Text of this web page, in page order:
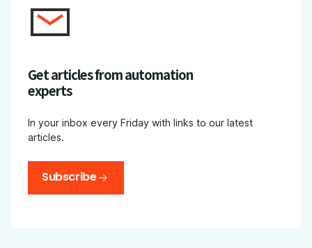
Get articles from automation
experts
In your inbox every Friday with links to our latest
articles.
Subscribe